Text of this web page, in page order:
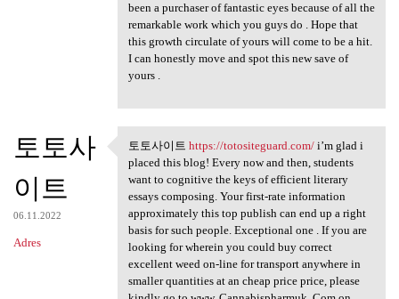
been a purchaser of fantastic eyes because of all the
remarkable work which you guys do . Hope that
this growth circulate of yours will come to be a hit.
I can honestly move and spot this new save of
yours .
토토사
이트
06.11.2022
Adres
토토사이트 https://totositeguard
토토사이트 https://totositeguard.com/i’m glad i
placed this blog! Every now and then, students
want to cognitive the keys of efficient literary
essays composing. Your first-rate information
approximately this top publish can end up a right
basis for such people. Exceptional one . If you are
looking for wherein you could buy correct
excellent weed on-line for transport anywhere in
smaller quantities at an cheap price price, please